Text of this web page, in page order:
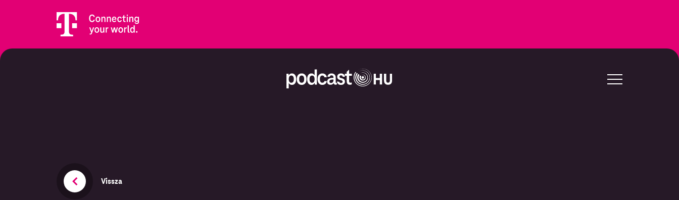
Vissza